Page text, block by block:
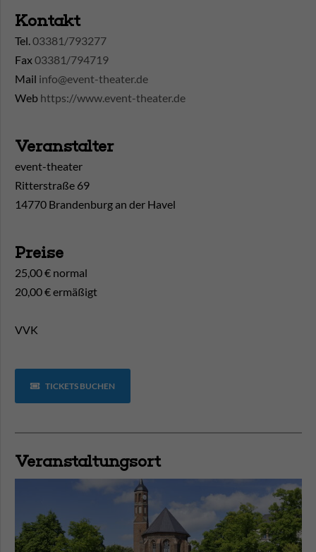
Kontakt
Tel.03381/793277
Fax03381/794719
Mail info@event-theater.de
Web https://www.event-theater.de
Veranstalter
event-theater
Ritterstraße 69
14770 Brandenburg an der Havel
Preise
25,00 € normal
20,00 € ermäßigt
VVK
TICKETS BUCHEN
Veranstaltungsort